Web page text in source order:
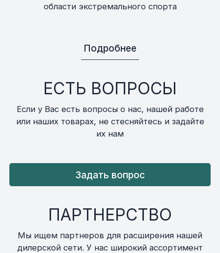
области экстремального спорта
Подробнее
ЕСТЬ ВОПРОСЫ
Если у Вас есть вопросы о нас, нашей работе
или наших товарах, не стесняйтесь и задайте
их нам
Задать вопрос
ПАРТНЕРСТВО
Мы ищем партнеров для расширения нашей
дилерской сети. У нас широкий ассортимент